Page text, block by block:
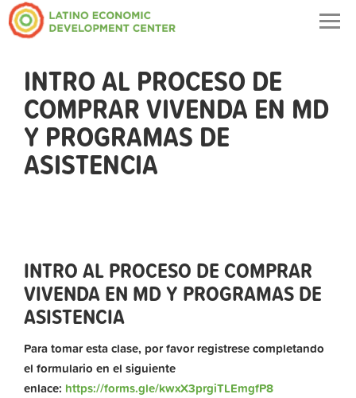
INTRO AL PROCESO DE
COMPRAR VIVENDA EN MD
Y PROGRAMAS DE
ASISTENCIA
INTRO AL PROCESO DE COMPRAR
VIVENDA EN MD Y PROGRAMAS DE
ASISTENCIA
Para tomar esta clase, por favor registrese completando
el formulario en el siguiente
enlace: https://forms.gle/kwxX3prgiTLEmgfP8